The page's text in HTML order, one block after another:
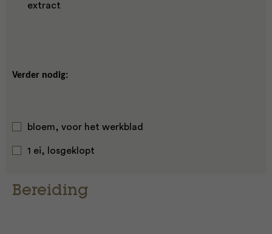
extract
Verder nodig:
bloem, voor het werkblad
1 ei, losgeklopt
Bereiding